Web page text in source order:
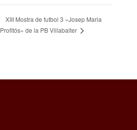
XIII Mostra de futbol 3 «Josep Maria
Profitós» de la PB Villabalter